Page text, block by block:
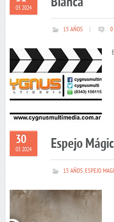
03 2024
15 AÑOS 0
30
03 2024 Espejo
15 AÑOS,ESPEJO